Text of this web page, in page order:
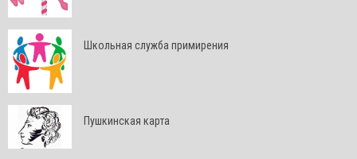
Школьная служба примирения
Пушкинская карта